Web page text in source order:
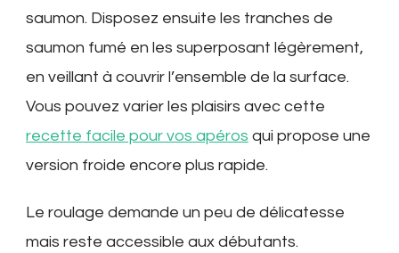
saumon. Disposez ensuite les tranches de
saumon fumé en les superposant légèrement,
en veillant à couvrir l’ensemble de la surface.
Vous pouvez varier les plaisirs avec cette
recette facile pour vos apéros qui propose une
version froide encore plus rapide.
Le roulage demande un peu de délicatesse
mais reste accessible aux débutants.